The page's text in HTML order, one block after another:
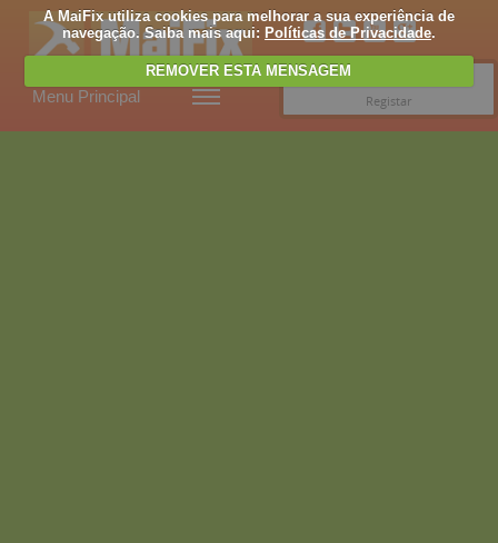
A MaiFix utiliza cookies para melhorar a sua experiência de
navegação. Saiba mais aqui: Políticas de Privacidade.
REMOVER ESTA MENSAGEM
Menu Principal
Registar